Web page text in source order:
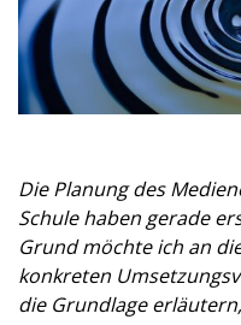
Die Planung des
Schule haben gerade
Grund möchte ich an
konkreten
die Grundlage